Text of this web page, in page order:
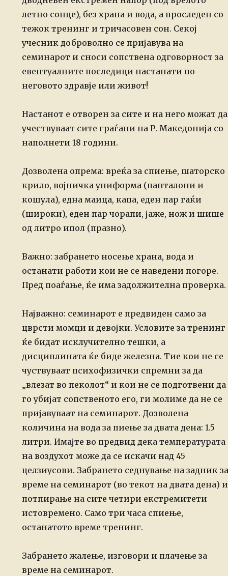
летно сонце), без храна и вода, а проследен со
тежок тренинг и тричасовен сон. Секој
учесник доброволно се пријавува на
семинарот и сноси сопствена одговорност за
евентуалните последици настанати по
неговото здравје или живот!
Настанот е отворен за сите и на него можат да
учествуваат сите граѓани на Р. Македонијасо
наполнети 18 години.
Дозволена опрема: вреќа за спиење, шаторско
крило, војничка униформа (панталони и
кошула), една маица, капа, еден пар гаќи
(широки), еден пар чорапи, јаже, ножи шише
од литро ипол (празно).
Важно: забрането носење храна, вода и
останати работи кои не се наведени погоре.
Пред поаѓање, ќе има задолжителна проверка.
Најважно: семинарот е предвиден само за
цврсти момци и девојки. Условите за тренинг
ќе бидат исклучително тешки, а
дисциплината ќе биде железна. Тие кои не се
чуствуваат психофизички спремни за да
„влезат во пеколот“ и кои не се подготвени да
го убијат сопственото его, ги молиме да не се
пријавуваат на семинарот. Дозволена
количинана вода за пиење за двата дена: 1.5
литри. Имајте во предвид дека температурата
на воздухот може да се искачи над 45
целзиусови. Забрането седнување на задник за
време на семинарот (во текот на двата дена) и
потпирање на сите четири екстремитети
истовремено. Само три часа спиење,
останатото време тренинг.
Забрането жалење, изговори и плачење за
време на семинарот.